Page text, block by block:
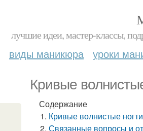
лучшие идеи, мастер-классы,
виды маникюра уроки
Кривые
Содержание
Кривые волнистые
Связанные вопросы и